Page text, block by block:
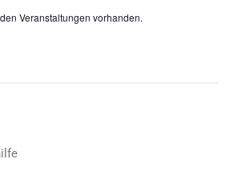
Veranstaltungen vorhanden.